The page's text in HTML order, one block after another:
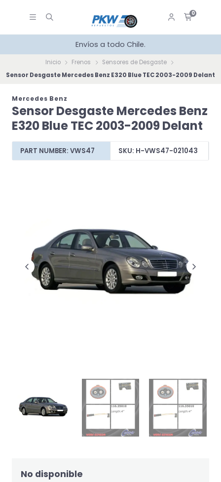
0
Envíos a todo Chile.
Inicio Frenos
Sensores de Desgaste
Sensor Desgaste Mercedes Benz E320 Blue TEC 2003-2009 Delant
Mercedes Benz
Sensor Desgaste Mercedes Benz
E320 Blue TEC 2003-2009 Delant
PART NUMBER: VWS47 SKU: H-VWS47-021043
No disponible